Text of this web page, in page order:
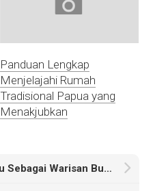
Panduan Lengkap
Menjelajahi Rumah
Tradisional Papua yang
Menakjubkan
5 Alasan Mengapa Mandau Sebagai Warisan Budaya Harus Dilestarikan